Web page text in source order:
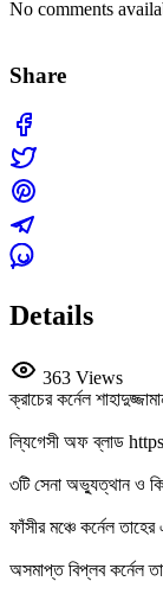
No comments
Share
Details
363 Views
ক্রাচের কর্নেল
ল্যিগেসী অফ ব্লাড
৩টি সেনা অভ্যুত্থান ও
ফাঁসীর মঞ্চে কর্নেল
অসমাপ্ত বিপ্লব